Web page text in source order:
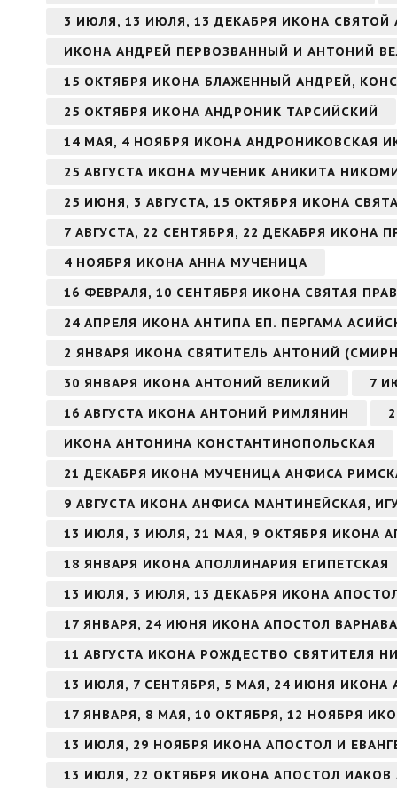
3 ИЮЛЯ, 13 ИЮЛЯ, 13 ДЕКАБРЯ ИКОНА
ИКОНА АНДРЕЙ ПЕРВОЗВАННЫЙ И АНТОНИЙ
15 ОКТЯБРЯ ИКОНА БЛАЖЕННЫЙ АНДРЕЙ,
25 ОКТЯБРЯ ИКОНА АНДРОНИК ТАРСИЙСКИЙ
14 МАЯ, 4 НОЯБРЯ ИКОНА АНДРОНИКОВСКАЯ
25 АВГУСТА ИКОНА МУЧЕНИК АНИКИТА
25 ИЮНЯ, 3 АВГУСТА, 15 ОКТЯБРЯ ИКОНА
7 АВГУСТА, 22 СЕНТЯБРЯ, 22 ДЕКАБРЯ
4 НОЯБРЯ ИКОНА АННА МУЧЕНИЦА
16 ФЕВРАЛЯ, 10 СЕНТЯБРЯ ИКОНА СВЯТАЯ
24 АПРЕЛЯ ИКОНА АНТИПА ЕП. ПЕРГАМА
2 ЯНВАРЯ ИКОНА СВЯТИТЕЛЬ АНТОНИЙ
30 ЯНВАРЯ ИКОНА АНТОНИЙ ВЕЛИКИЙ
7
16 АВГУСТА ИКОНА АНТОНИЙ РИМЛЯНИН
ИКОНА АНТОНИНА КОНСТАНТИНОПОЛЬСКАЯ
21 ДЕКАБРЯ ИКОНА МУЧЕНИЦА АНФИСА
9 АВГУСТА ИКОНА АНФИСА МАНТИНЕЙСКАЯ,
13 ИЮЛЯ, 3 ИЮЛЯ, 21 МАЯ, 9 ОКТЯБРЯ ИКОНА
18 ЯНВАРЯ ИКОНА АПОЛЛИНАРИЯ ЕГИПЕТСКАЯ
13 ИЮЛЯ, 3 ИЮЛЯ, 13 ДЕКАБРЯ ИКОНА
17 ЯНВАРЯ, 24 ИЮНЯ ИКОНА АПОСТОЛ ВАРНАВА
11 АВГУСТА ИКОНА РОЖДЕСТВО СВЯТИТЕЛЯ
13 ИЮЛЯ, 7 СЕНТЯБРЯ, 5 МАЯ, 24 ИЮНЯ
17 ЯНВАРЯ, 8 МАЯ, 10 ОКТЯБРЯ, 12 НОЯБРЯ
13 ИЮЛЯ, 29 НОЯБРЯ ИКОНА АПОСТОЛ И
13 ИЮЛЯ, 22 ОКТЯБРЯ ИКОНА АПОСТОЛ ИАКОВ